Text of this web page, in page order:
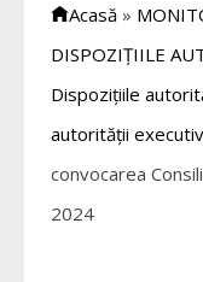
Acasă »
DISPOZIȚIILE
Dispozițiile
autorității
convocarea
2024